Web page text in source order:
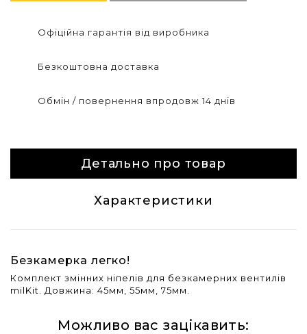
Офіційна гарантія від виробника
Безкоштовна доставка
Обмін / повернення впродовж 14 днів
Детально про товар
Характеристики
Безкамерка легко!
Комплект змінних ніпелів для безкамерних вентилів
milKit. Довжина: 45мм, 55мм, 75мм.
Можливо вас зацікавить: